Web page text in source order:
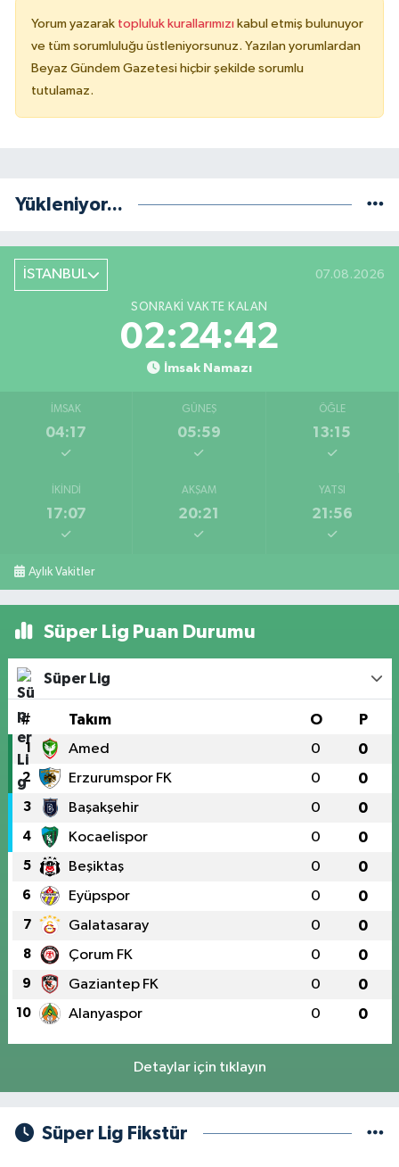
Yorum yazarak topluluk kurallarımızı kabul etmiş bulunuyor
ve tüm sorumluluğu üstleniyorsunuz. Yazılan yorumlardan
Beyaz Gündem Gazetesi hiçbir şekilde sorumlu
tutulamaz.
Yükleniyor...
İSTANBUL 07.08.2026
SONRAKI VAKTE KALAN
02:24:42
İmsak Namazı
İMSAK
04:17
GÜNEŞ
05:59
ÖĞLE
13:15
İKINDI
17:07
AKŞAM
20:21
YATSI
21:56
Aylık Vakitler
Süper Lig Puan Durumu
Süper Lig
# Takım O P
1 Amed 0 0
2 Erzurumspor FK 0 0
3 Başakşehir 0 0
4 Kocaelispor 0 0
5 Beşiktaş 0 0
6 Eyüpspor 0 0
7 Galatasaray 0 0
8 Çorum FK 0 0
9 Gaziantep FK 0 0
10 Alanyaspor 0 0
Detaylar için tıklayın
Süper Lig Fikstür